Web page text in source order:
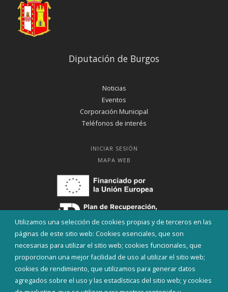
Utilizamos una selección de cookies propias y de terceros en las
páginas de este sitio web: Cookies esenciales, que son
necesarias para utilizar el sitio web; cookies funcionales, que
proporcionan una mejor facilidad de uso al utilizar el sitio web;
cookies de rendimiento, que utilizamos para generar datos
agregados sobre el uso y las estadísticas del sitio web; y cookies
Diputación de Burgos
Noticias
Eventos
Corporación Municipal
Teléfonos de interés
INICIAR SESIÓN
MAPA WEB